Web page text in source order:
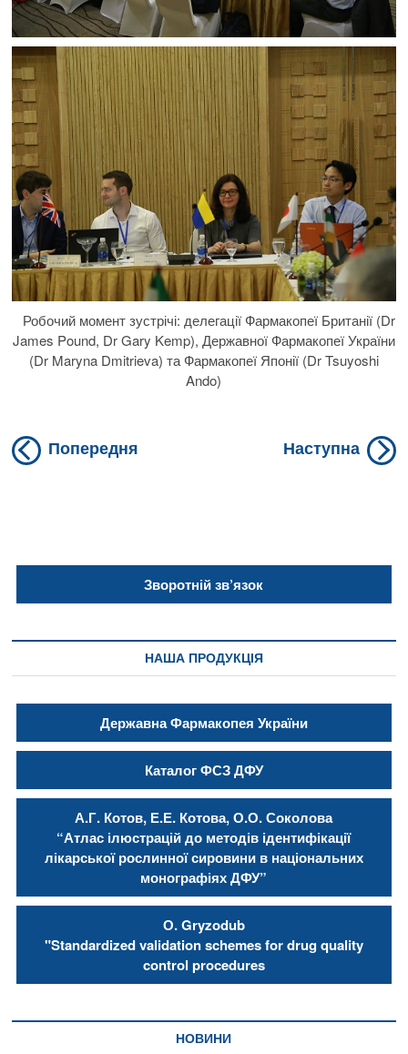
Робочий момент зустрічі: делегації Фармакопеї Британії (Dr
James Pound, Dr Gary Kemp), Державної Фармакопеї України
(Dr Maryna Dmitrieva) та Фармакопеї Японії (Dr Tsuyoshi
Ando)
Навігація
Попередня Наступна
Зворотній зв’язок
НАША ПРОДУКЦІЯ
Державна Фармакопея України
Каталог ФСЗ ДФУ
А.Г. Котов, Е.Е. Котова, О.О. Соколова
“Атлас ілюстрацій до методів ідентифікації
лікарської рослинної сировини в національних
монографіях ДФУ”
О. Gryzodub
"Standardized validation schemes for drug quality
control procedures
НОВИНИ